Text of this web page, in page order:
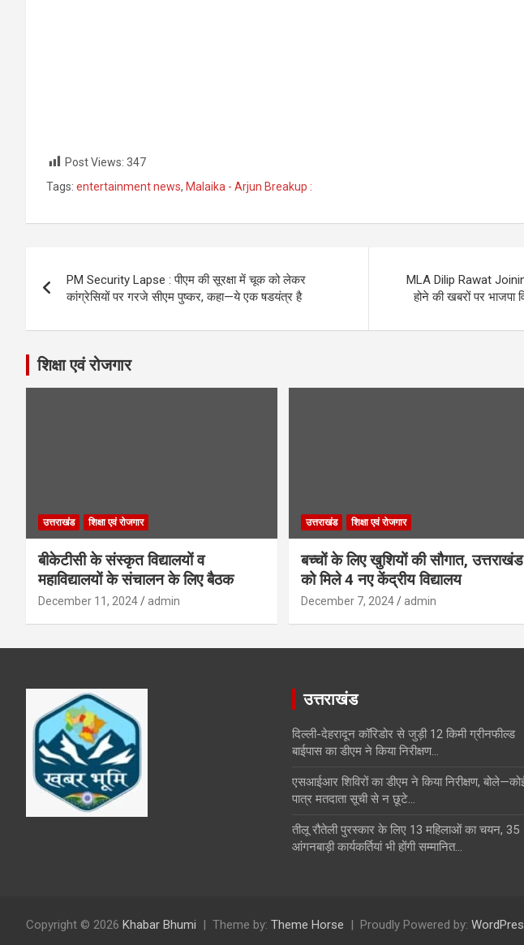
Post Views: 347
Tags: entertainment news, Malaika - Arjun Breakup :
navigation
PM Security Lapse : पीएम की सूरक्षा में चूक​ को लेकर
कांग्रेसियों पर गरजे सीएम पुष्कर, कहा—ये एक षडयंत्र है
MLA Dilip Rawat
होने की खबरों पर भाजपा
शिक्षा एवं रोजगार
उत्तराखंड शिक्षा एवं रोजगार
बीकेटीसी के संस्कृत विद्यालयों व
महाविद्यालयों के संचालन के लिए बैठक
December 11, 2024 admin
उत्तराखंड शिक्षा एवं रोजगार
बच्चों के लिए खुशियों की सौगात, उत्तराखंड
को मिले 4 नए केंद्रीय विद्यालय
December 7, 2024 admin
उत्तराखंड
दिल्ली-देहरादून कॉरिडोर से जुड़ी 12 किमी ग्रीनफील्ड
बाईपास का डीएम ने किया निरीक्षण…
एसआईआर शिविरों का डीएम ने किया निरीक्षण,
पात्र मतदाता सूची से न छूटे…
तीलू रौतेली पुरस्कार के लिए 13 महिलाओं का चयन, 35
आंगनबाड़ी कार्यकर्तियां भी होंगी सम्मानित…
Copyright © 2026 Khabar Bhumi Theme by: Theme Horse Proudly Powered by: